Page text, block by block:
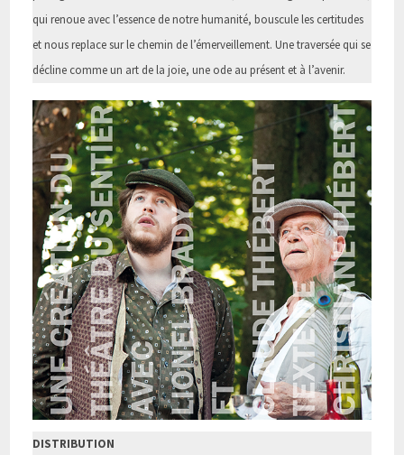
qui renoue avec l’essence de notre humanité, bouscule les certitudes
et nous replace sur le chemin de l’émerveillement. Une traversée qui se
décline comme un art de la joie, une ode au présent et à l’avenir.
DISTRIBUTION